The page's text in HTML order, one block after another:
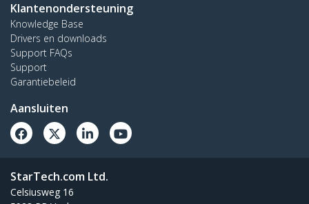
Klantenondersteuning
Knowledge Base
Drivers en downloads
Support FAQs
Support
Garantiebeleid
Aansluiten
StarTech.com Ltd.
Celsiusweg 16